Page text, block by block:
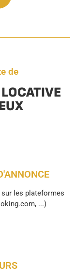
de
les plateformes
...)